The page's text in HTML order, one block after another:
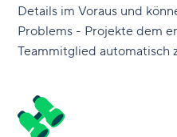
Details im Voraus und
Problems - Projekte dem
Teammitglied automatisch